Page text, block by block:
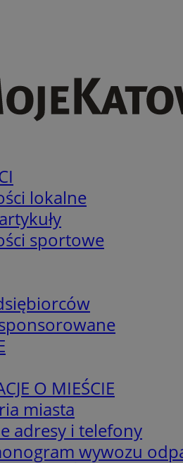
lokalne
sportowe
O MIEŚCIE
miasta
adresy i telefony
wywozu